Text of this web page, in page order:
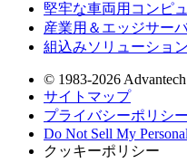
堅牢な車両用コンピ
産業用＆エッジサー
組込みソリューショ
© 1983-2026
サイトマップ
プライバシーポリシー
Do Not Sell My
クッキーポリシー